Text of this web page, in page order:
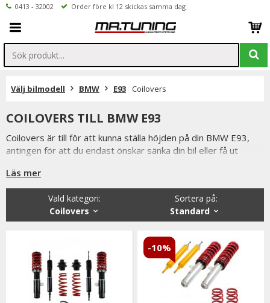
0413 - 32002 Order före kl 12 skickas samma dag
Välj bilmodell BMW E93 Coilovers
COILOVERS TILL BMW E93
Coilovers är till för att kunna ställa höjden på din BMW E93,
antingen för att du endast önskar sänka din bil eller få ut
Ta-Technix som lämpar sig bra för att sänka bilen.
HSD samt XYZ coilovers lämpar sig mycket bra på banan, XYZ
har även en ny variant med stötdämpare samt fjäder i en
välkommen att kontakta oss för rådgivning.
Läs mer
Sortera på:
Standard
Vald kategori:
Coilovers
-10%